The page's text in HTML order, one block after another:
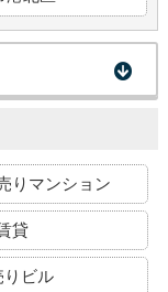
りマンション
貸
りビル